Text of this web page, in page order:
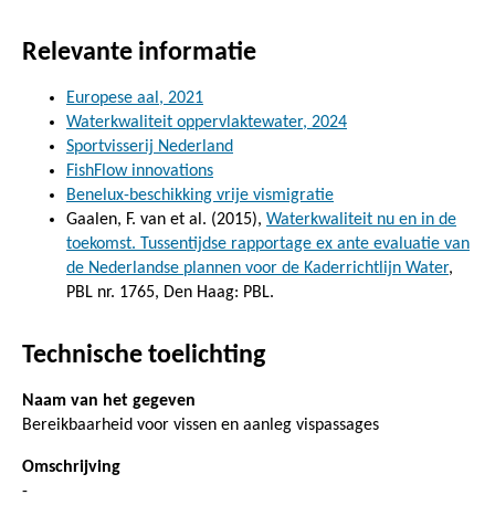
Relevante informatie
Europese aal, 2021
Waterkwaliteit oppervlaktewater, 2024
Sportvisserij Nederland
FishFlow innovations
Benelux-beschikking vrije vismigratie
Gaalen, F. van et al. (2015), Waterkwaliteit nu en in de
toekomst. Tussentijdse rapportage ex ante evaluatie van
de Nederlandse plannen voor de Kaderrichtlijn Water,
PBL nr. 1765, Den Haag: PBL.
Technische toelichting
Naam van het gegeven
Bereikbaarheid voor vissen en aanleg vispassages
Omschrijving
-